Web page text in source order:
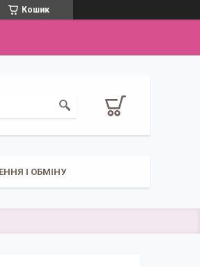
Кошик
І ОБМІНУ